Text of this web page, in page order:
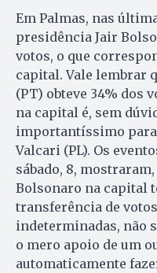
Em Palmas, nas
presidência Jair
votos, o que
capital. Vale lembrar
(PT) obteve 34% dos
na capital é, sem
importantíssimo para
Valcari (PL). Os
sábado, 8,
Bolsonaro na capital
transferência de
indeterminadas, não
o mero apoio de um
automaticamente